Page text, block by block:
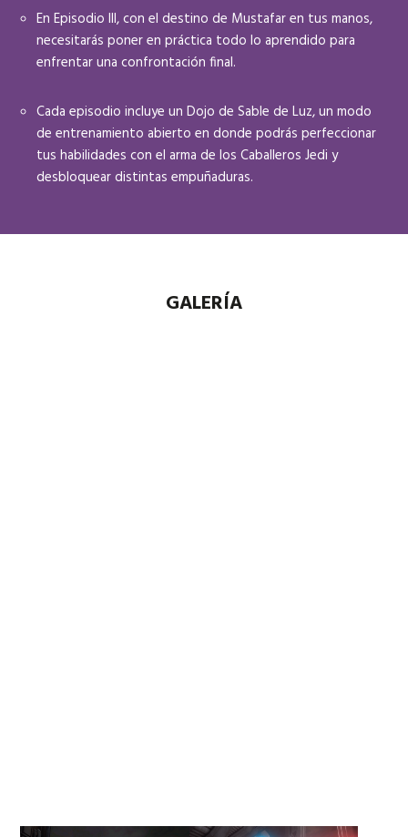
En Episodio III, con el destino de Mustafar en tus manos,
necesitarás poner en práctica todo lo aprendido para
enfrentar una confrontación final.
Cada episodio incluye un Dojo de Sable de Luz, un modo
de entrenamiento abierto en donde podrás perfeccionar
tus habilidades con el arma de los Caballeros Jedi y
desbloquear distintas empuñaduras.
GALERÍA